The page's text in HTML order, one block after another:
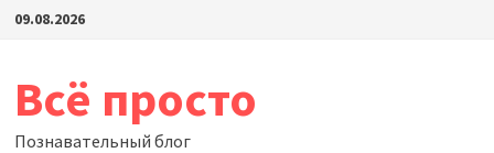
Перейти
09.08.2026
Всё просто
Познавательный блог